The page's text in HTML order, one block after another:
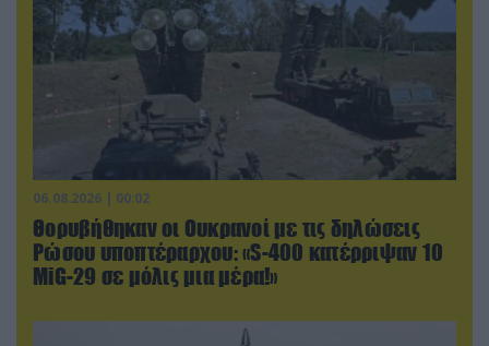
06.08.2026 | 00:02
Θορυβήθηκαν οι Ουκρανοί με τις δηλώσεις
Ρώσου υποπτέραρχου: «S-400 κατέρριψαν 10
MiG-29 σε μόλις μια μέρα!»